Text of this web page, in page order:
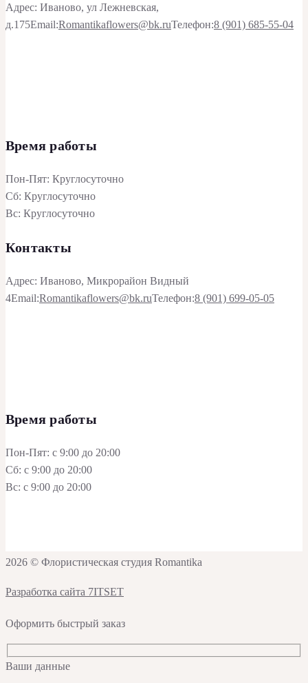
Адрес: Иваново, ул Лежневская,
д.175Email:Romantikaflowers@bk.ruТелефон:8 (901) 685-55-04
Время работы
Пон-Пят: Круглосуточно
Сб: Круглосуточно
Вс: Круглосуточно
Контакты
Адрес: Иваново, Микрорайон Видный
4Email:Romantikaflowers@bk.ruТелефон:8 (901) 699-05-05
Время работы
Пон-Пят: с 9:00 до 20:00
Сб: с 9:00 до 20:00
Вс: с 9:00 до 20:00
2026 © Флористическая студия Romantika
Разработка сайта 7ITSET
Оформить быстрый заказ
Ваши данные